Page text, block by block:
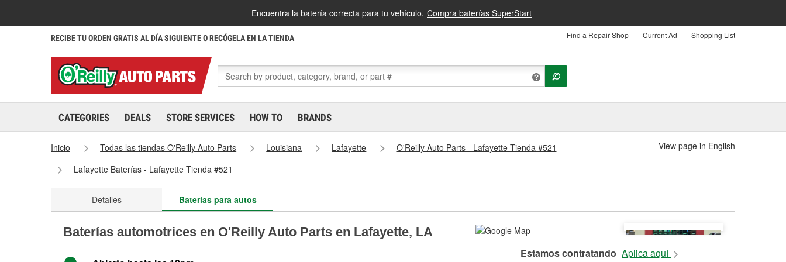
Encuentra la batería correcta para tu vehículo. Compra baterías SuperStart
RECIBE TU ORDEN GRATIS AL DÍA SIGUIENTE O RECÓGELA EN LA TIENDA Find a Repair Shop Current Ad Shopping List
CATEGORIES DEALS STORE SERVICES HOW TO BRANDS
Inicio Todas las tiendas O'Reilly Auto Parts Louisiana Lafayette
O'Reilly Auto Parts - Lafayette Tienda #521
Lafayette Baterías - Lafayette Tienda #521
View page in English
Detalles Baterías para autos
Baterías automotrices en O'Reilly Auto Parts en Lafayette, LA
Estamos contratando Aplica aquí